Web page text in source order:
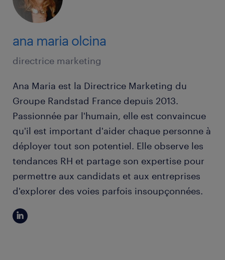
ana maria olcina
directrice marketing
Ana Maria est la Directrice Marketing du
Groupe Randstad France depuis 2013.
Passionnée par l'humain, elle est convaincue
qu'il est important d'aider chaque personne à
déployer tout son potentiel. Elle observe les
tendances RH et partage son expertise pour
permettre aux candidats et aux entreprises
d'explorer des voies parfois insoupçonnées.